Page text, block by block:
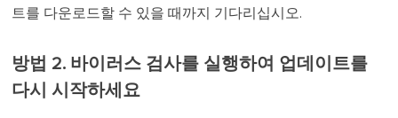
트를 다운로드할 수 있을 때까지 기다리십시오.
방법 2. 바이러스 검사를 실행하여 업데이트를
다시 시작하세요